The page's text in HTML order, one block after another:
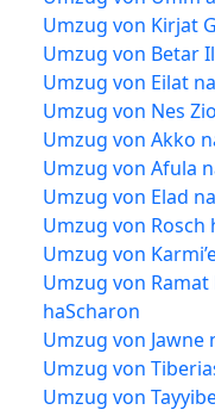
Umzug von Kirjat
Umzug von Betar
Umzug von Eilat
Umzug von Nes
Umzug von Akko
Umzug von Afula
Umzug von Elad
Umzug von Rosch
Umzug von
Umzug von
haScharon
Umzug von Jawne
Umzug von
Umzug von